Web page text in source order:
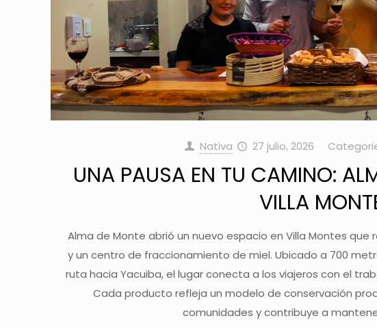
Nativa 27 julio, 2026
UNA PAUSA EN TU CAMINO:
VILLA
Alma de Monte abrió un nuevo espacio en Villa Montes
y un centro de fraccionamiento de miel. Ubicado a 700
ruta hacia Yacuiba, el lugar conecta a los viajeros con el
Cada producto refleja un modelo de conservación
comunidades y contribuye a